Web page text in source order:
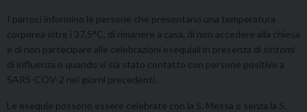
I parroci informino le persone che presentano una temperatura
corporea oltre i 37,5°C, di rimanere a casa, di non accedere alla chiesa
e di non partecipare alle celebrazioni esequiali in presenza di sintomi
di influenza o quando vi sia stato contatto con persone positive a
SARS-COV-2 nei giorni precedenti.
Le esequie possono essere celebrate con la S. Messa o senza la S.